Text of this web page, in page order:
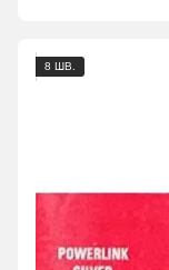
8 ШВ.